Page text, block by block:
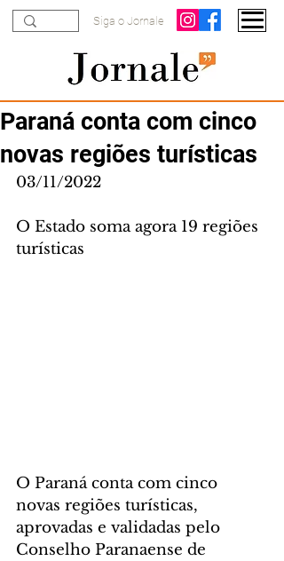
Siga o Jornale
Paraná conta com cinco
novas regiões turísticas
03/11/2022
O Estado soma agora 19 regiões
turísticas
O Paraná conta com cinco
novas regiões turísticas,
aprovadas e validadas pelo
Conselho Paranaense de